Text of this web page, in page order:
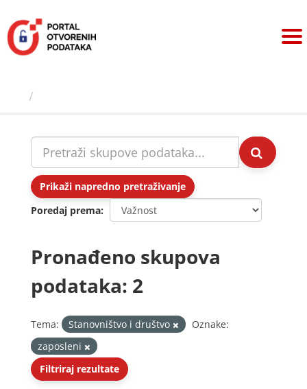
sadržaj
Prikaži napredno pretraživanje
Poredaj prema
Pronađeno skupova
podataka: 2
Tema: Stanovništvo i društvo
Oznake:
zaposleni
Filtriraj rezultate